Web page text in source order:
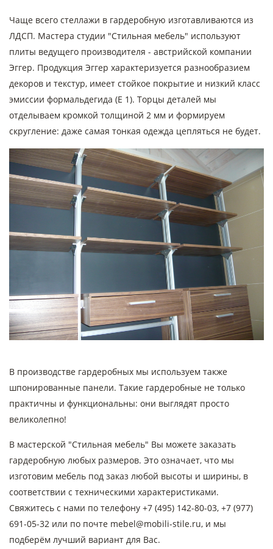
Чаще всего стеллажи в гардеробную изготавливаются из
ЛДСП. Мастера студии "Стильная мебель" используют
плиты ведущего производителя - австрийской компании
Эггер. Продукция Эггер характеризуется разнообразием
декоров и текстур, имеет стойкое покрытие и низкий класс
эмиссии формальдегида (Е 1). Торцы деталей мы
отделываем кромкой толщиной 2 мм и формируем
скругление: даже самая тонкая одежда цепляться не будет.
В производстве гардеробных мы используем также
шпонированные панели. Такие гардеробные не только
практичны и функциональны: они выглядят просто
великолепно!
В мастерской "Стильная мебель" Вы можете заказать
гардеробную любых размеров. Это означает, что мы
изготовим мебель под заказ любой высоты и ширины, в
соответствии с техническими характеристиками.
Свяжитесь с нами по телефону +7 (495) 142-80-03, +7 (977)
691-05-32 или по почте mebel@mobili-stile.ru, и мы
подберём лучший вариант для Вас.